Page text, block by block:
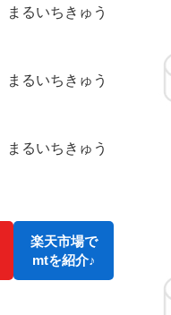
まるいちきゅう
まるいちきゅう
まるいちきゅう
楽天市場で
mtを紹介♪